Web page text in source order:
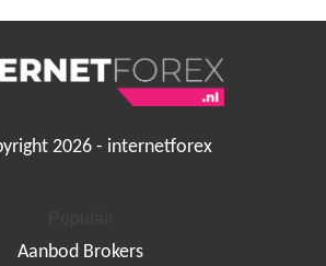
2026 - internetforex
Aanbod Brokers